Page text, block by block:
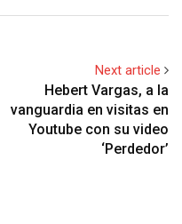
Next article
Hebert Vargas, a la
vanguardia en visitas en
Youtube con su video
‘Perdedor’